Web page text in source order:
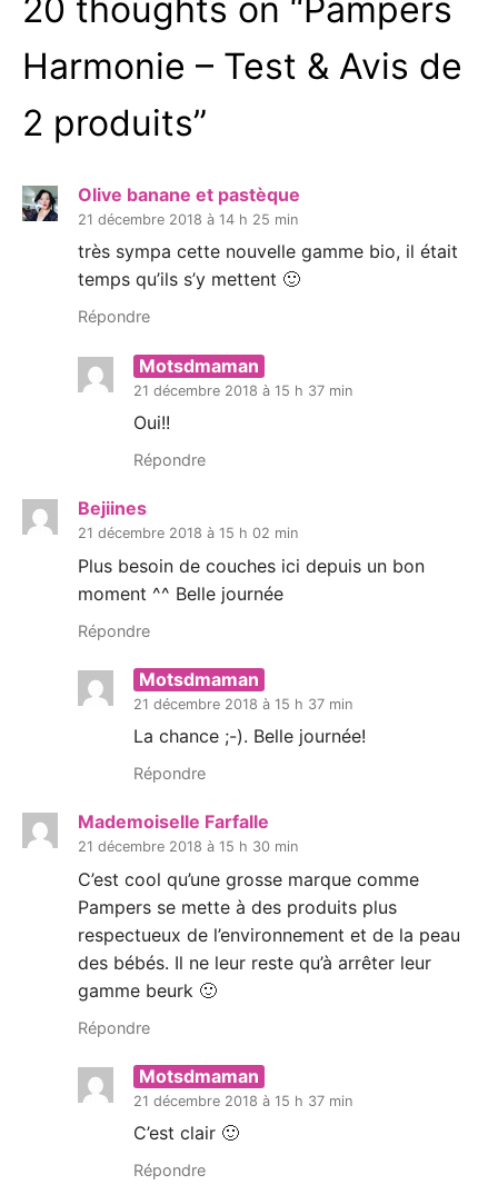
20 thoughts on “Pampers
Harmonie – Test & Avis de
2 produits”
Olive banane et pastèque
21 décembre 2018 à 14 h 25 min
très sympa cette nouvelle gamme bio, il était
temps qu’ils s’y mettent 🙂
Répondre
Motsdmaman
21 décembre 2018 à 15 h 37 min
Oui!!
Répondre
Bejiines
21 décembre 2018 à 15 h 02 min
Plus besoin de couches ici depuis un bon
moment ^^ Belle journée
Répondre
Motsdmaman
21 décembre 2018 à 15 h 37 min
La chance ;-). Belle journée!
Répondre
Mademoiselle Farfalle
21 décembre 2018 à 15 h 30 min
C’est cool qu’une grosse marque comme
Pampers se mette à des produits plus
respectueux de l’environnement et de la peau
des bébés. Il ne leur reste qu’à arrêter leur
gamme beurk 🙂
Répondre
Motsdmaman
21 décembre 2018 à 15 h 37 min
C’est clair 🙂
Répondre